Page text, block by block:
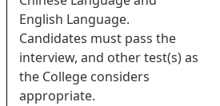
English Language.
Candidates must pass the
interview, and other test(s) as
the College considers
appropriate.